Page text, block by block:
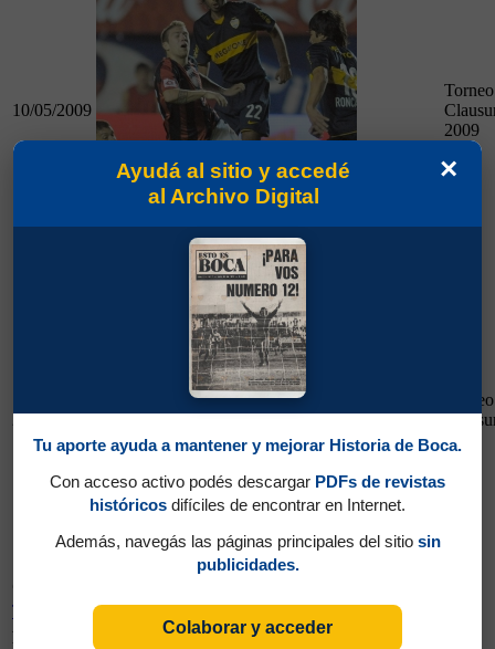
10/05/2009
San Lorenzo 1 - Boca 1
Torneo
2009
24/05/2009
Vélez 2 - Boca 0
Vélez 2 - Boca 0
Torneo
2009
Torneo Clausura 2009
8
1
Rival
Partidos Jugados
×
Ayudá al sitio y accedé
al Archivo Digital
Tu aporte ayuda a mantener y mejorar Historia de Boca.
Con acceso activo podés descargar PDFs de revistas
históricos difíciles de encontrar en Internet.
Además, navegás las páginas principales del sitio sin
publicidades.
Colaborar y acceder